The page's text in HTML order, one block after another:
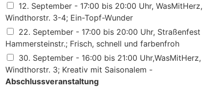
12. September - 17:00 bis 20:00 Uhr, WasMitHerz,
Windthorstr. 3-4; Ein-Topf-Wunder
22. September - 17:00 bis 20:00 Uhr, Straßenfest
Hammersteinstr.; Frisch, schnell und farbenfroh
30. September - 16:00 bis 21:00 Uhr,WasMitHerz,
Windthorstr. 3; Kreativ mit Saisonalem -
Abschlussveranstaltung